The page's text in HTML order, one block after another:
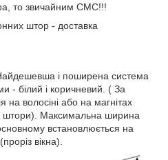
то звичайним СМС!!!
штор - доставка
і поширена система
- білий і коричневий. ( За
на волосіні або на магнітах
штори). Максимальна ширина
встановлюється на
вікна).